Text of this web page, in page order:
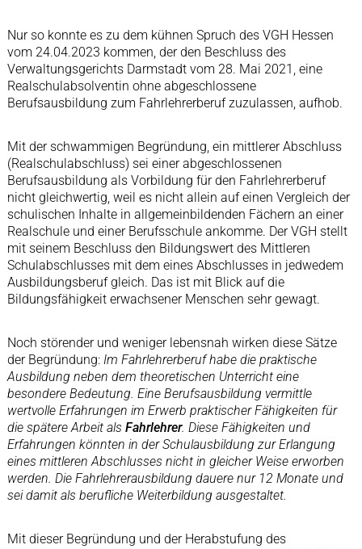
Nur so konnte es zu dem kühnen Spruch des VGH Hessen
vom 24.04.2023 kommen, der den Beschluss des
Verwaltungsgerichts Darmstadt vom 28. Mai 2021, eine
Realschulabsolventin ohne abgeschlossene
Berufsausbildung zum Fahrlehrerberuf zuzulassen, aufhob.
Mit der schwammigen Begründung, ein mittlerer Abschluss
(Realschulabschluss) sei einer abgeschlossenen
Berufsausbildung als Vorbildung für den Fahrlehrerberuf
nicht gleichwertig, weil es nicht allein auf einen Vergleich der
schulischen Inhalte in allgemeinbildenden Fächern an einer
Realschule und einer Berufsschule ankomme. Der VGH stellt
mit seinem Beschluss den Bildungswert des Mittleren
Schulabschlusses mit dem eines Abschlusses in jedwedem
Ausbildungsberuf gleich. Das ist mit Blick auf die
Bildungsfähigkeit erwachsener Menschen sehr gewagt.
Noch störender und weniger lebensnah wirken diese Sätze
der Begründung: Im Fahrlehrerberuf habe die praktische
Ausbildung neben dem theoretischen Unterricht eine
besondere Bedeutung. Eine Berufsausbildung vermittle
wertvolle Erfahrungen im Erwerb praktischer Fähigkeiten für
die spätere Arbeit als Fahrlehrer. Diese Fähigkeiten und
Erfahrungen könnten in der Schulausbildung zur Erlangung
eines mittleren Abschlusses nicht in gleicher Weise erworben
werden. Die Fahrlehrerausbildung dauere nur 12 Monate und
sei damit als berufliche Weiterbildung ausgestaltet.
Mit dieser Begründung und der Herabstufung des